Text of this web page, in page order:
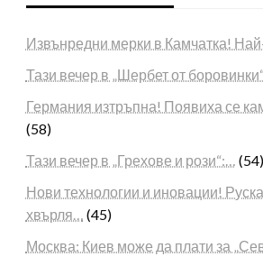
Извънредни мерки в Камчатка!
Тази вечер в „Шербет от
Германия изтръпна! Появиха се
(58)
Тази вечер в „Грехове и рози“:… (54)
Нови технологии и иновации!
хвърля… (45)
Москва: Киев може да плати за